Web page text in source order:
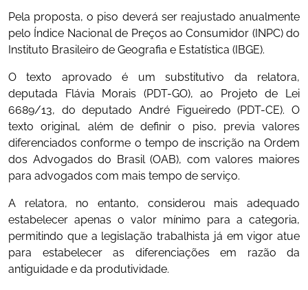
Pela proposta, o piso deverá ser reajustado anualmente
pelo Índice Nacional de Preços ao Consumidor (INPC) do
Instituto Brasileiro de Geografia e Estatística (IBGE).
O texto aprovado é um substitutivo da relatora,
deputada Flávia Morais (PDT-GO), ao Projeto de Lei
6689/13, do deputado André Figueiredo (PDT-CE). O
texto original, além de definir o piso, previa valores
diferenciados conforme o tempo de inscrição na Ordem
dos Advogados do Brasil (OAB), com valores maiores
para advogados com mais tempo de serviço.
A relatora, no entanto, considerou mais adequado
estabelecer apenas o valor mínimo para a categoria,
permitindo que a legislação trabalhista já em vigor atue
para estabelecer as diferenciações em razão da
antiguidade e da produtividade.